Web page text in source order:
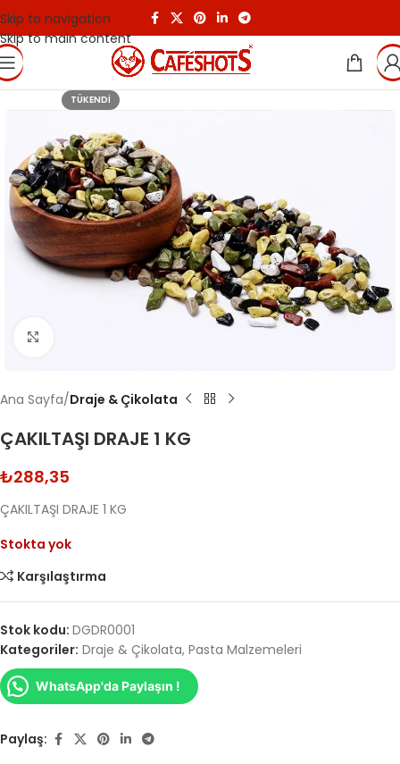
Skip to navigation
Skip to main content
TÜKENDI
Ana Sayfa Draje & Çikolata
ÇAKILTAŞI DRAJE 1 KG
₺288,35
ÇAKILTAŞI DRAJE 1 KG
Stokta yok
Karşılaştırma
Stok kodu: DGDR0001
Kategoriler: Draje & Çikolata, Pasta Malzemeleri
WhatsApp'da Paylaşın !
Paylaş: